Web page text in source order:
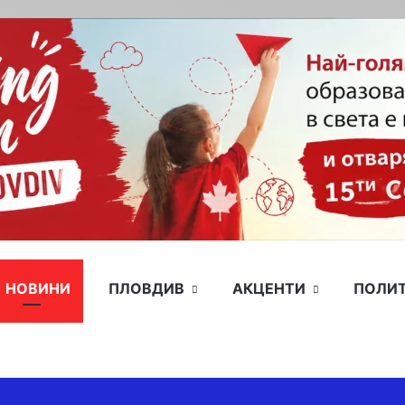
НОВИНИ ПЛОВДИВ АКЦЕНТИ